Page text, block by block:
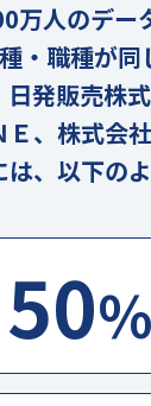
人のデー
・職種が
発販売株
、株式会
、以下の
50%